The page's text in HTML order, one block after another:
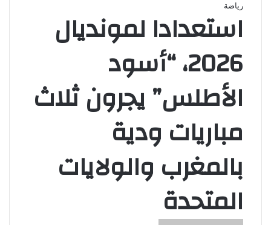
رياضة
استعدادا لمونديال
2026، “أسود
الأطلس” يجرون ثلاث
مباريات ودية
بالمغرب والولايات
المتحدة